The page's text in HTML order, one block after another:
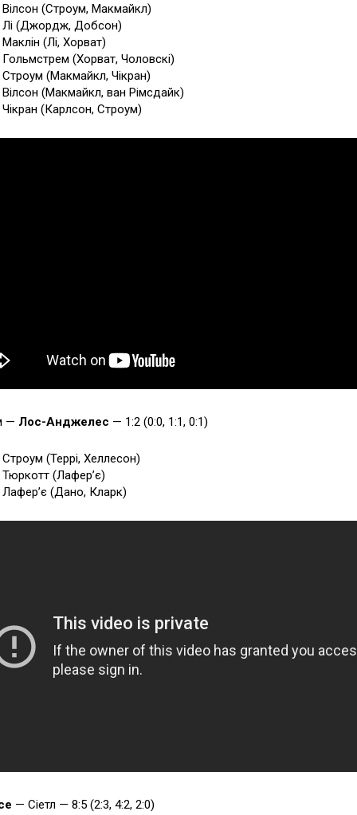
(Строум, Макмайкл)
Лі (Джордж, Добсон)
(Лі, Хорват)
(Хорват, Чоловскі)
(Макмайкл, Чікран)
(Макмайкл, ван Рімсдайк)
(Карлсон, Строум)
— Лос-Анджелес — 1:2 (0:0, 1:1, 0:1)
(Террі, Хеллесон)
(Лафер’є)
(Дано, Кларк)
— Сіетл — 8:5 (2:3, 4:2, 2:0)